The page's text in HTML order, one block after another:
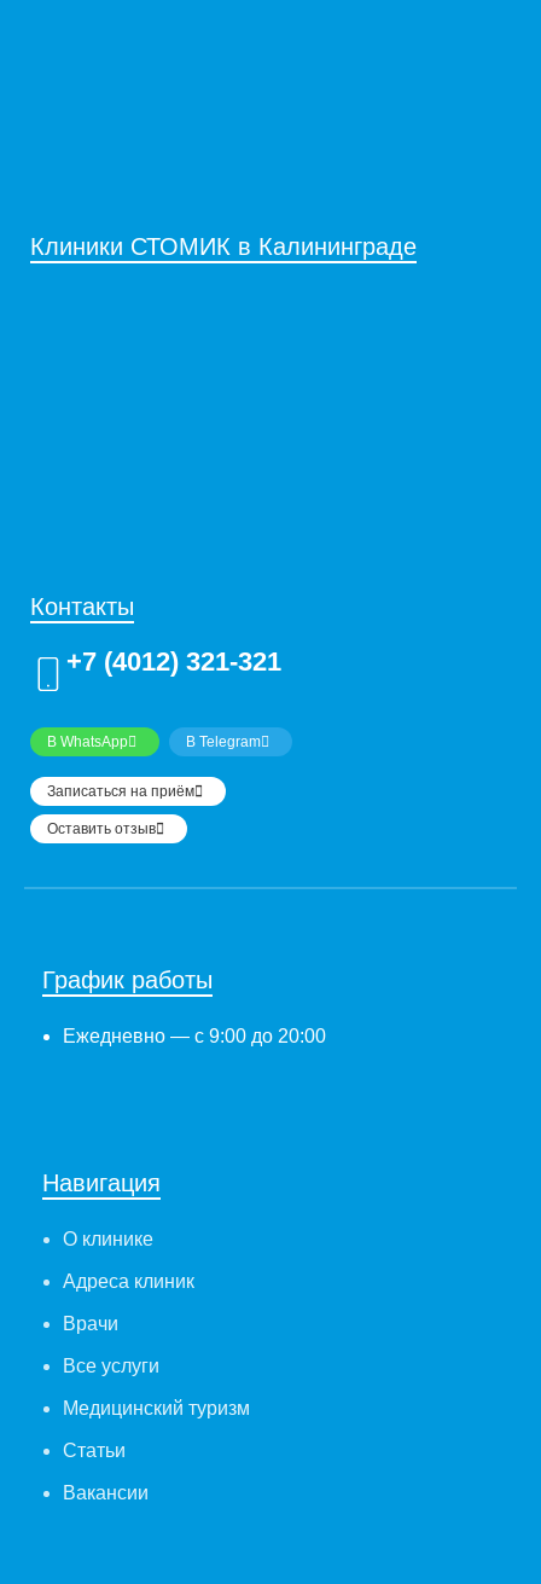
Клиники СТОМИК в Калининграде
Контакты
+7 (4012) 321-321
В WhatsApp В Telegram
Записаться на приём
Оставить отзыв
График работы
Ежедневно — с 9:00 до 20:00
Навигация
О клинике
Адреса клиник
Врачи
Все услуги
Медицинский туризм
Статьи
Вакансии